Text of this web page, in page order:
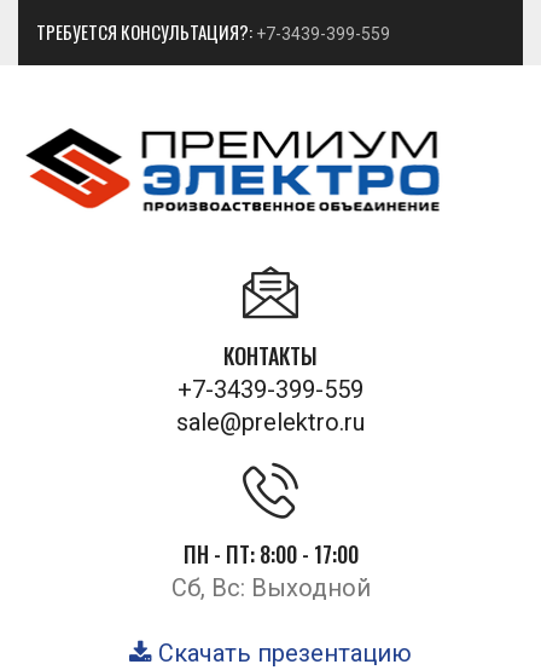
ТРЕБУЕТСЯ КОНСУЛЬТАЦИЯ?: +7-3439-399-559
КОНТАКТЫ
+7-3439-399-559
sale@prelektro.ru
ПН - ПТ: 8:00 - 17:00
Сб, Вс: Выходной
Скачать презентацию